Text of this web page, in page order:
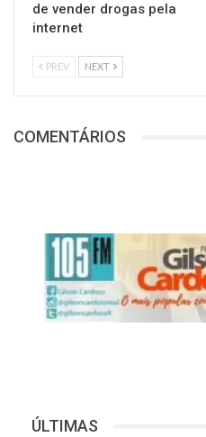
de vender drogas pela
internet
PREV NEXT
COMENTÁRIOS
ÚLTIMAS